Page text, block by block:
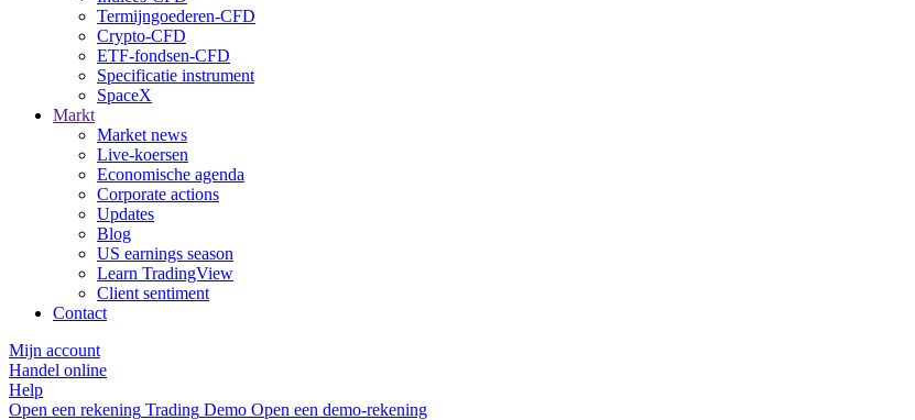
Termijngoederen-CFD
Crypto-CFD
ETF-fondsen-CFD
Specificatie instrument
SpaceX
Markt
Market news
Live-koersen
Economische agenda
Corporate actions
Updates
Blog
US earnings season
Learn TradingView
Client sentiment
Contact
Mijn account
Handel online
Help
Open een rekening Trading Demo Open een demo-rekening